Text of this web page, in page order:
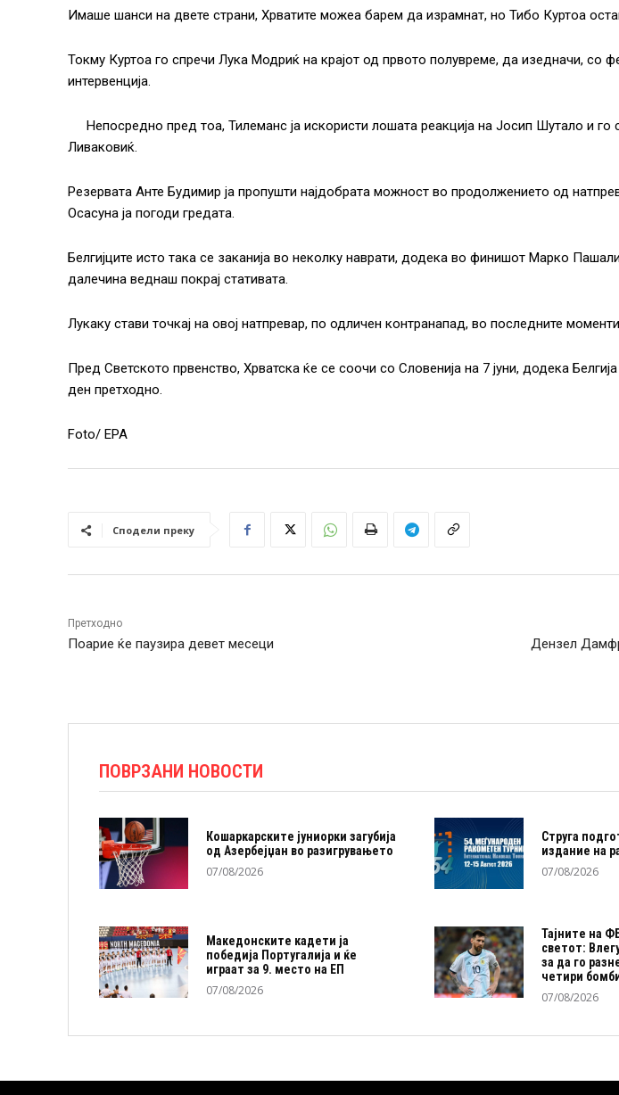
Имаше шанси на двете страни, Хрватите можеа барем да израмнат, но Тибо Куртоа
Токму Куртоа го спречи Лука Модриќ на крајот од првото полувреме, да изедначи, со
интервенција.
Непосредно пред тоа, Тилеманс ја искористи лошата реакција на Јосип Шутало и
Ливаковиќ.
Резервата Анте Будимир ја пропушти најдобрата можност во продолжението од
Осасуна ја погоди гредата.
Белгијците исто така се заканија во неколку наврати, додека во финишот Марко
далечина веднаш покрај стативата.
Лукаку стави точкај на овој натпревар, по одличен контранапад, во последните
Пред Светското првенство, Хрватска ќе се соочи со Словенија на 7 јуни, додека
ден претходно.
Foto/ EPA
Сподели преку
Претходно
Поарие ќе паузира девет месеци Дензел
ПОВРЗАНИ НОВОСТИ
Кошаркарските јуниорки загубија
од Азербејџан во разигрувањето
07/08/2026
Струга
издание на
07/08/2026
Македонските кадети ја
победија Португалија и ќе
играат за 9. место на ЕП
07/08/2026
Тајните на
светот:
за да го
четири
07/08/2026